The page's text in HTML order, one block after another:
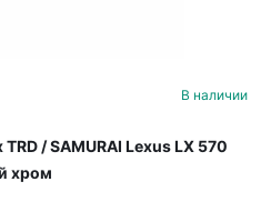
В наличии
/ SAMURAI Lexus LX 570
хром